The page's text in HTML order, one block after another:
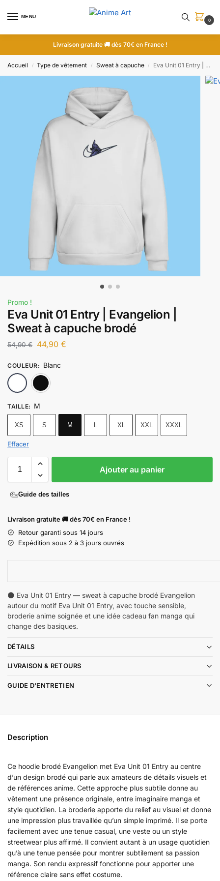
MENU
0
Livraison gratuite 🚚 dès 70€ en France !
Accueil / Type de vêtement / Sweat à capuche / Eva Unit 01 Entry | Evangelion | Sweat à capuche brodé
Promo !
Eva Unit 01 Entry | Evangelion |
Sweat à capuche brodé
54,90€ 44,90 €
COULEUR: Blanc
TAILLE: M
XS S M L XL XXL XXXL
Effacer
Ajouter au panier
Guide des tailles
Livraison gratuite 🚚 dès 70€ en France !
Retour garanti sous 14 jours
Expédition sous 2 à 3 jours ouvrés
🌑 Eva Unit 01 Entry — sweat à capuche brodé Evangelion
autour du motif Eva Unit 01 Entry, avec touche sensible,
broderie anime soignée et une idée cadeau fan manga qui
change des basiques.
DÉTAILS
LIVRAISON & RETOURS
GUIDE D'ENTRETIEN
Description
Ce hoodie brodé Evangelion met Eva Unit 01 Entry au centre
d’un design brodé qui parle aux amateurs de détails visuels et
de références anime. Cette approche plus subtile donne au
vêtement une présence originale, entre imaginaire manga et
style quotidien. La broderie apporte du relief au visuel et donne
une impression plus travaillée qu’un simple imprimé. Il se porte
facilement avec une tenue casual, une veste ou un style
streetwear plus affirmé. Il convient autant à un usage quotidien
qu’à une tenue pensée pour montrer subtilement sa passion
manga. Son rendu expressif fonctionne pour apporter une
référence claire sans effet costume.